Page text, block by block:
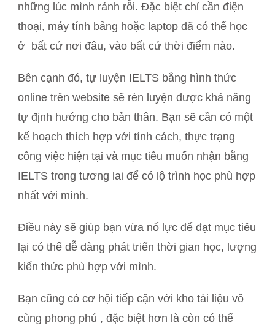
những lúc mình rảnh rỗi. Đặc biệt chỉ cần điện
thoại, máy tính bảng hoặc laptop đã có thể học
ở bất cứ nơi đâu, vào bất cứ thời điểm nào.
Bên cạnh đó, tự luyện IELTS bằng hình thức
online trên website sẽ rèn luyện được khả năng
tự định hướng cho bản thân. Bạn sẽ cần có một
kế hoạch thích hợp với tính cách, thực trạng
công việc hiện tại và mục tiêu muốn nhận bằng
IELTS trong tương lai để có lộ trình học phù hợp
nhất với mình.
Điều này sẽ giúp bạn vừa nổ lực để đạt mục tiêu
lại có thể dễ dàng phát triển thời gian học, lượng
kiến thức phù hợp với mình.
Bạn cũng có cơ hội tiếp cận với kho tài liệu vô
cùng phong phú , đặc biệt hơn là còn có thể